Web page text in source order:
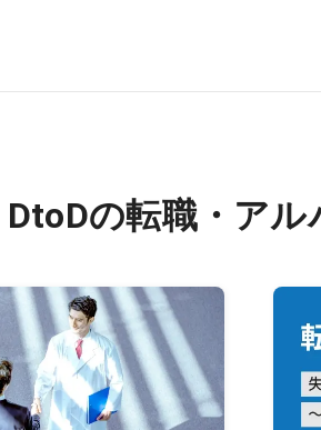
DtoDの転職・アル